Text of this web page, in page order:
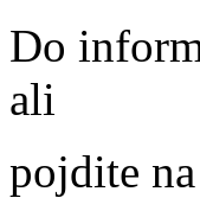
Do
ali
pojdite na